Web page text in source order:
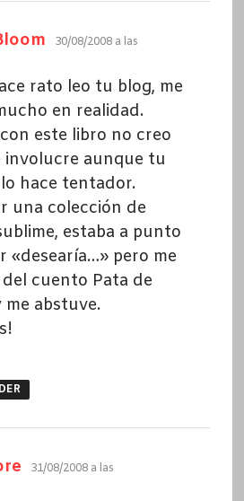
dice:
30/08/2008 a las
rato leo tu blog, me
en realidad.
este libro no creo
involucre aunque tu
hace tentador.
una colección de
estaba a punto
«desearía…» pero me
cuento Pata de
me abstuve.
dice:
31/08/2008 a las